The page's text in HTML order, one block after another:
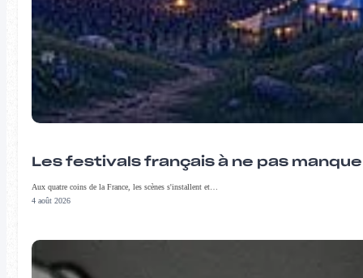
Les festivals français à ne pas
Aux quatre coins de la France, les scènes s'installent et…
4 août 2026